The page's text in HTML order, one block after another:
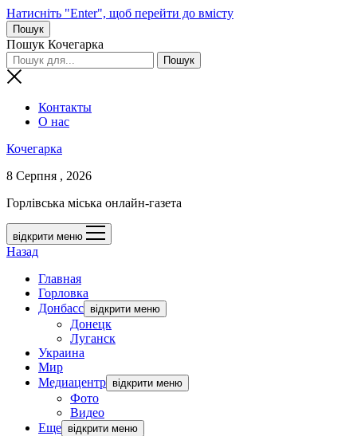
Натисніть "Enter", щоб перейти до вмісту
Пошук
Пошук Кочегарка
Контакты
О нас
Кочегарка
8 Серпня , 2026
Горлівська міська онлайн-газета
відкрити меню
Назад
Главная
Горловка
Донбасс відкрити меню
Донецк
Луганск
Украина
Мир
Медиацентр відкрити меню
Фото
Видео
Еще відкрити меню